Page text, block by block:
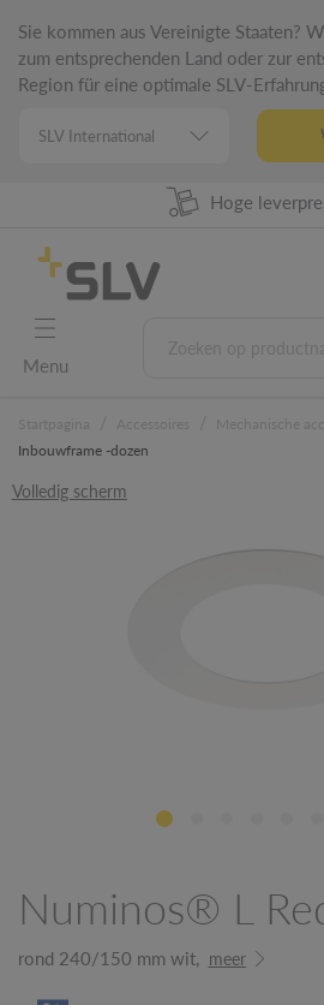
Sie kommen aus Vereinigte Staaten?
zum entsprechenden Land oder zur
Region für eine optimale SLV-
98% uit voorraad
Hoge5 jaar
German
Menu
Inbouwframe -dozen
Volledig scherm
Numinos® L
rond 240/150 mm wit, meer